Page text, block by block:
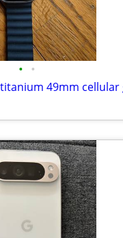
• •
49mm cellular